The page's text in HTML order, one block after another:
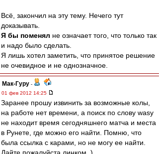
Всё, закончил на эту тему. Нечего тут
доказывать.
Я бы поменял не означает того, что только так
и надо было сделать.
Я лишь хотел заметить, что принятое решение
не очевидное и не однозначное.
Мак-Гуру -
01 фев 2012 14:25
Заранее прошу извинить за возможные колы,
на работе нет времени, а поиск по слову wasy
не находит время сегодняшнего матча и места
в Рунете, где можно его найти. Помню, что
была ссылка с карами, но не могу ее найти.